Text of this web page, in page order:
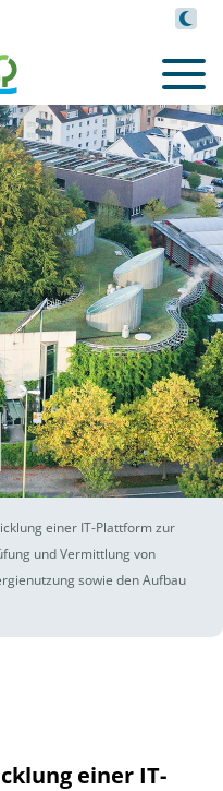
einer IT-Plattform zur
und Vermittlung von
sowie den Aufbau
einer IT-